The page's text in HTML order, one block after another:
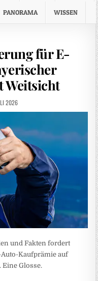
PANORAMA WISSEN
für E-
Weitsicht
2026
und Fakten fordert
Kaufprämie auf
Eine Glosse.